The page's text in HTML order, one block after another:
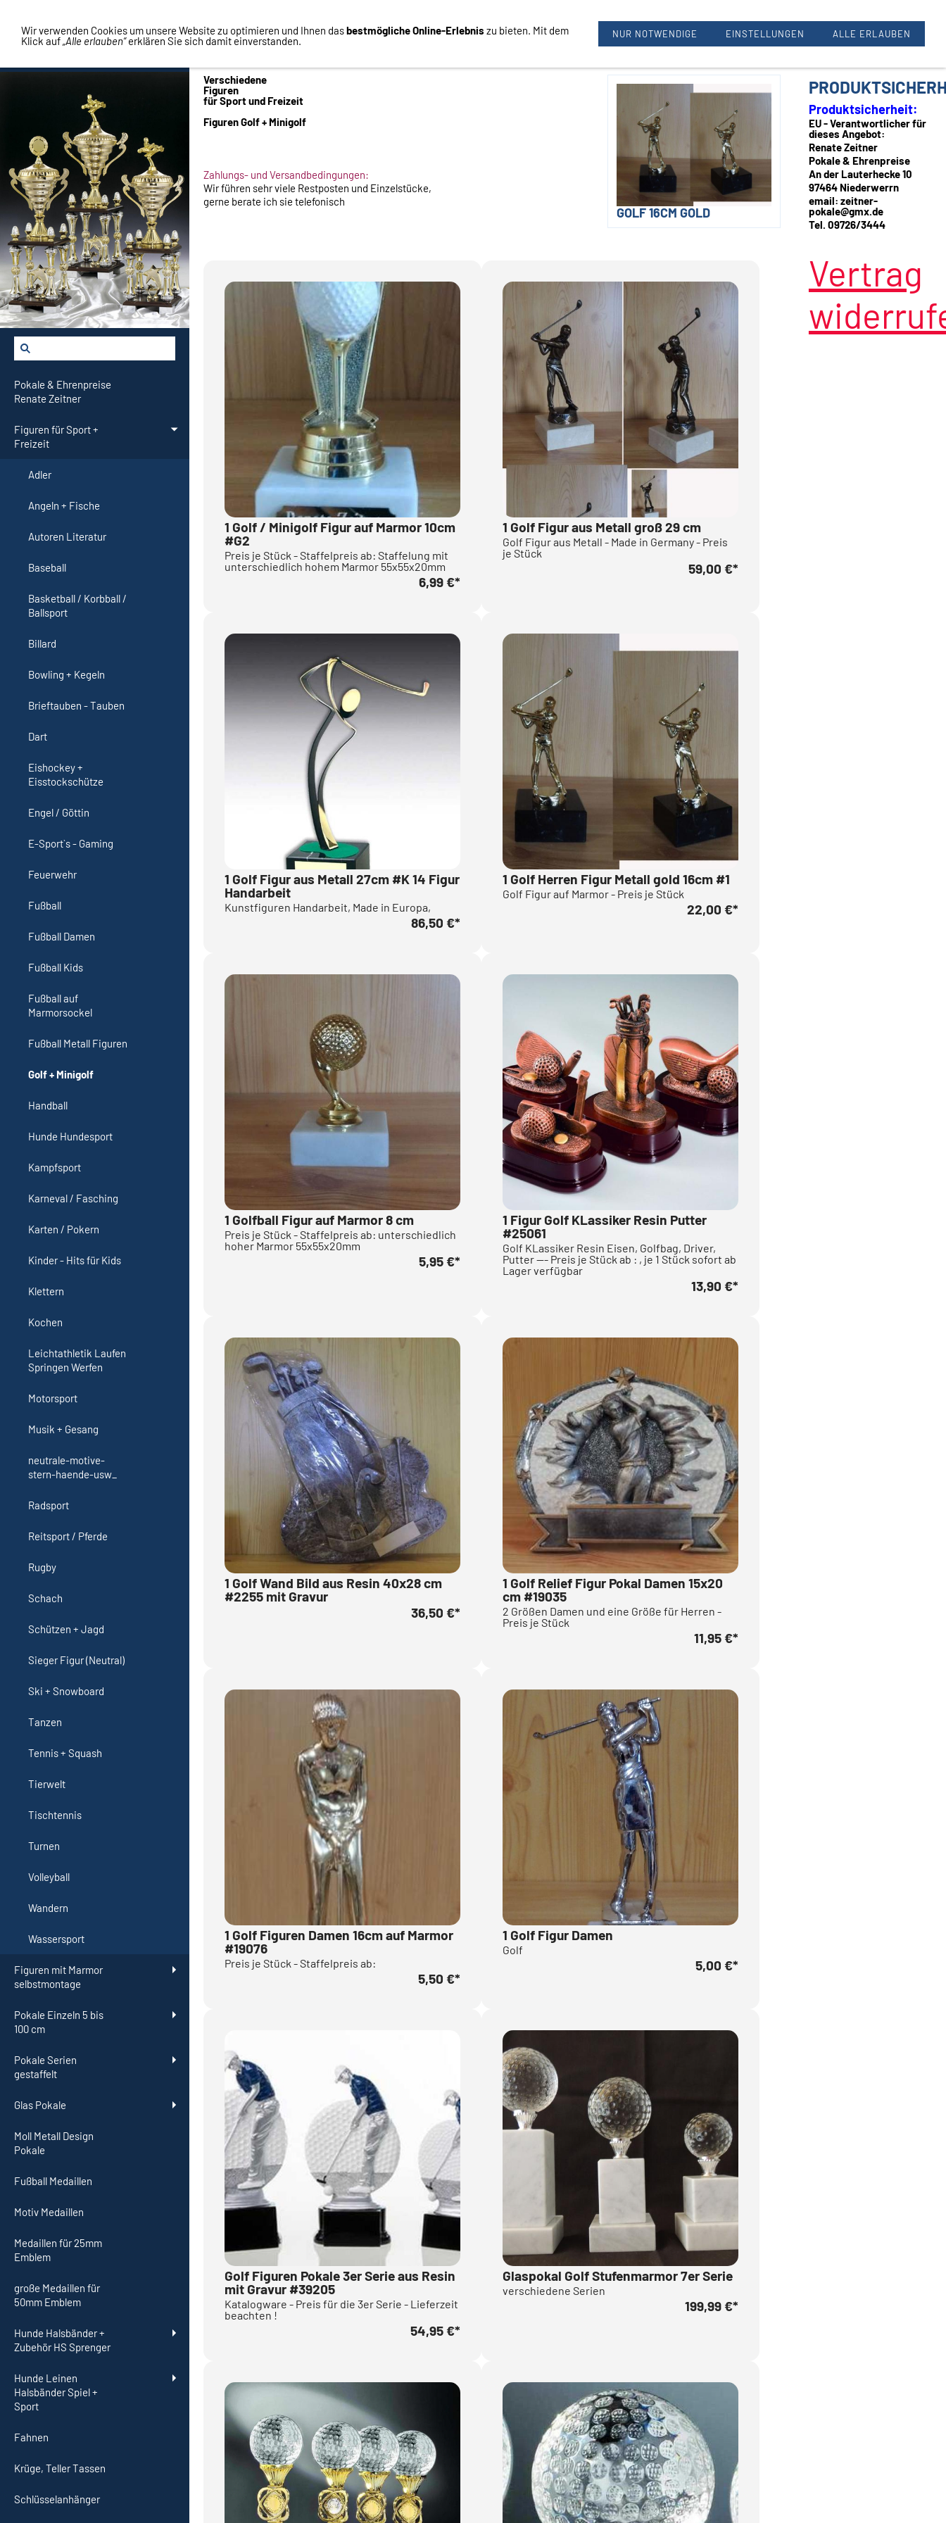
09726/3444 Renate Zeitner, 97464 Oberwerrn
Pokale & Ehrenpreise
Renate Zeitner
Figuren für Sport +
Freizeit
Adler
Angeln + Fische
Autoren Literatur
Baseball
Basketball / Korbball /
Ballsport
Billard
Bowling + Kegeln
Brieftauben - Tauben
Dart
Eishockey +
Eisstockschütze
Engel / Göttin
E-Sport`s - Gaming
Feuerwehr
Fußball
Fußball Damen
Fußball Kids
Fußball auf
Marmorsockel
Fußball Metall Figuren
Golf + Minigolf
Handball
Hunde Hundesport
Kampfsport
Karneval / Fasching
Karten / Pokern
Kinder - Hits für Kids
Klettern
Kochen
Leichtathletik Laufen
Springen Werfen
Motorsport
Musik + Gesang
neutrale-motive-
stern-haende-usw_
Radsport
Reitsport / Pferde
Rugby
Schach
Schützen + Jagd
Sieger Figur (Neutral)
Ski + Snowboard
Tanzen
Tennis + Squash
Tierwelt
Tischtennis
Turnen
Volleyball
Wandern
Wassersport
Figuren mit Marmor
selbstmontage
Pokale Einzeln 5 bis
100 cm
Pokale Serien
gestaffelt
Glas Pokale
Moll Metall Design
Pokale
Fußball Medaillen
Motiv Medaillen
Medaillen für 25mm
Emblem
große Medaillen für
50mm Emblem
Hunde Halsbänder +
Zubehör HS Sprenger
Hunde Leinen
Halsbänder Spiel +
Sport
Fahnen
Krüge, Teller Tassen
Schlüsselanhänger
GOLF 16CM GOLD
Verschiedene
Figuren
für Sport und Freizeit
Figuren Golf + Minigolf
Zahlungs- und Versandbedingungen:
Wir führen sehr viele Restposten und Einzelstücke,
gerne berate ich sie telefonisch
1 Golf / Minigolf Figur auf Marmor 10cm
#G2
Preis je Stück - Staffelpreis ab: Staffelung mit
unterschiedlich hohem Marmor 55x55x20mm
6,99 €*
1 Golf Figur aus Metall groß 29 cm
Golf Figur aus Metall - Made in Germany - Preis
je Stück
59,00 €*
1 Golf Figur aus Metall 27cm #K 14 Figur
Handarbeit
Kunstfiguren Handarbeit, Made in Europa,
86,50 €*
1 Golf Herren Figur Metall gold 16cm #1
Golf Figur auf Marmor - Preis je Stück
22,00 €*
1 Golfball Figur auf Marmor 8 cm
Preis je Stück - Staffelpreis ab: unterschiedlich
hoher Marmor 55x55x20mm
5,95 €*
1 Figur Golf KLassiker Resin Putter
#25061
Golf KLassiker Resin Eisen, Golfbag, Driver,
Putter --- Preis je Stück ab : , je 1 Stück sofort ab
Lager verfügbar
13,90 €*
1 Golf Wand Bild aus Resin 40x28 cm
#2255 mit Gravur
36,50 €*
1 Golf Relief Figur Pokal Damen 15x20
cm #19035
2 Größen Damen und eine Größe für Herren -
Preis je Stück
11,95 €*
1 Golf Figuren Damen 16cm auf Marmor
#19076
Preis je Stück - Staffelpreis ab:
5,50 €*
1 Golf Figur Damen
Golf
5,00 €*
Golf Figuren Pokale 3er Serie aus Resin
mit Gravur #39205
Katalogware - Preis für die 3er Serie - Lieferzeit
beachten !
54,95 €*
Glaspokal Golf Stufenmarmor 7er Serie
verschiedene Serien
199,99 €*
Produktsicherheit:
EU - Verantwortlicher für
dieses Angebot:
Renate Zeitner
Pokale & Ehrenpreise
An der Lauterhecke 10
97464 Niederwerrn
email: zeitner-
pokale@gmx.de
Tel. 09726/3444
Vertrag
Wir verwenden Cookies um unsere Website zu optimieren und Ihnen dasbestmögliche Online-Erlebnis zu bieten. Mit dem
Klick auf„Alle erlauben“erklären Sie sich damit einverstanden.
NUR NOTWENDIGE EINSTELLUNGEN ALLE ERLAUBEN